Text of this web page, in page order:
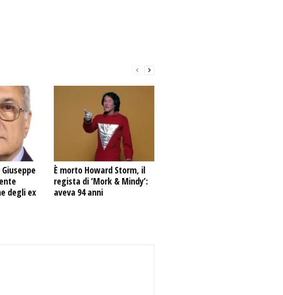
degli ex
È morto Howard Storm, il
regista di ‘Mork & Mindy’:
aveva 94 anni